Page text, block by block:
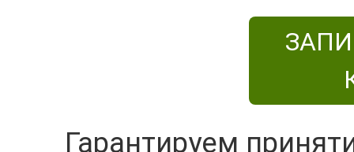
Гарантируем